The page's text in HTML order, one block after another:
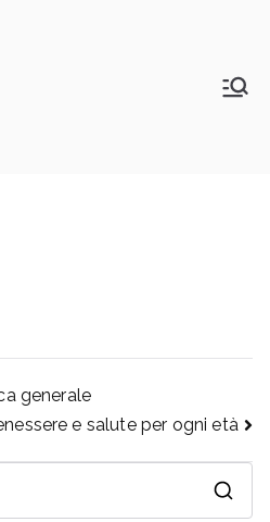
generale
e salute per ogni età